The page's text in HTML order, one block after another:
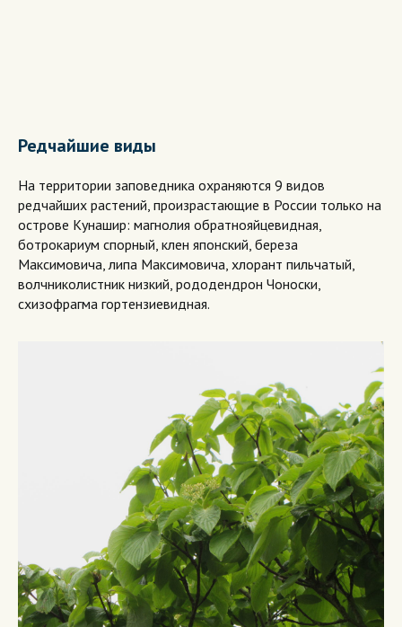
Редчайшие виды
На территории заповедника охраняются 9 видов
редчайших растений, произрастающие в России только на
острове Кунашир: магнолия обратнояйцевидная,
ботрокариум спорный, клен японский, береза
Максимовича, липа Максимовича, хлорант пильчатый,
волчниколистник низкий, рододендрон Чоноски,
схизофрагма гортензиевидная.